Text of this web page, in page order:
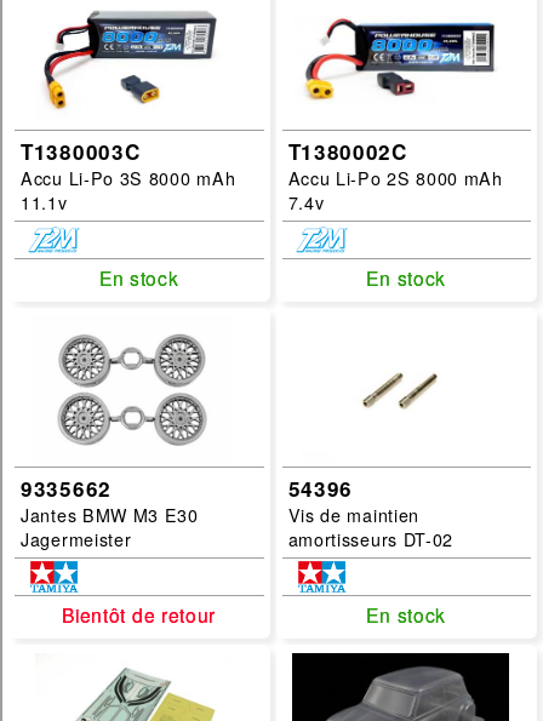
T1380003C
Accu Li-Po 3S 8000 mAh
11.1v
En stock
En stock
T1380002C
Accu Li-Po 2S 8000 mAh
7.4v
En stock
En stock
9335662
Jantes BMW M3 E30
Jagermeister
Bientôt de retour
Bientôt de retour
54396
Vis de maintien
amortisseurs DT-02
En stock
En stock